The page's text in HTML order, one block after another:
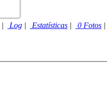
| Log | Estatísticas | 0 Fotos